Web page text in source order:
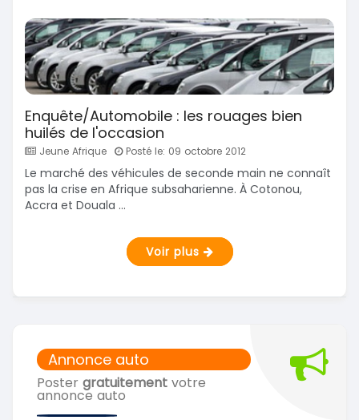
Annonce auto
Poster gratuitement votre
annonce auto
Enquête/Automobile : les rouages bien
huilés de l'occasion
Jeune Afrique Posté le: 09 octobre 2012
Le marché des véhicules de seconde main ne connaît
pas la crise en Afrique subsaharienne. À Cotonou,
Accra et Douala ...
Voir plus